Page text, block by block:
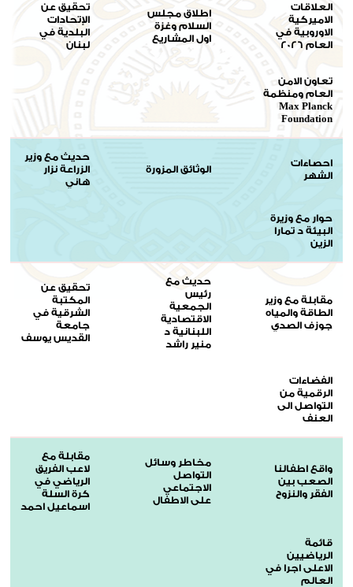
العلاقات
الاميركية
الاوروبية في
العام 2026
اطلاق مجلس
السلام وغزة
اول المشاريع
تحقيق عن
الإتحادات
البلدية في
لبنان
تعاون الامن
العام ومنظمة
Max Planck
Foundation
احصاءات
الشهر
الوثائق المزورة
حديث مع وزير
الزراعة نزار
هاني
حوار مع وزيرة
البيئة د تمارا
الزين
مقابلة مع وزير
الطاقة والمياه
جوزف الصدي
حديث مع
رئيس
الجمعية
الاقتصادية
اللبنانية د
منير راشد
تحقيق عن
المكتبة
الشرقية في
جامعة
القديس يوسف
الفضاءات
الرقمية من
التواصل الى
العنف
واقع اطفالنا
الصعب بين
الفقر والنزوح
مخاطر وسائل
التواصل
الاجتماعي
على الاطفال
مقابلة مع
لاعب الفريق
الرياضي في
كرة السلة
اسماعيل احمد
قائمة
الرياضيين
الاعلى اجرا في
العالم